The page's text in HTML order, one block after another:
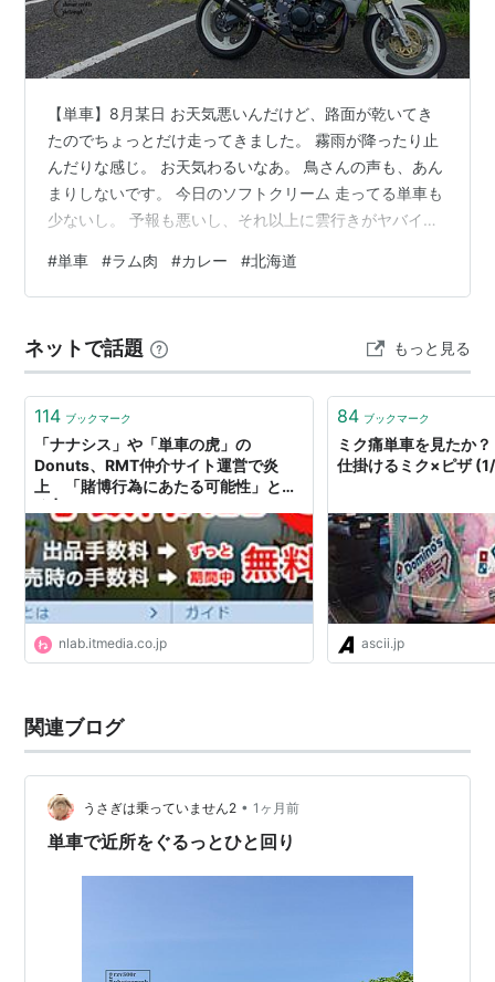
【単車】8月某日 お天気悪いんだけど、路面が乾いてき
たのでちょっとだけ走ってきました。 霧雨が降ったり止
んだりな感じ。 お天気わるいなあ。 鳥さんの声も、あん
まりしないです。 今日のソフトクリーム 走ってる単車も
少ないし。 予報も悪いし、それ以上に雲行きがヤバイも
カレーを作りました。 ダブル。 ラムと豚の合い挽きで、
ハンバーグ作りました。 ハンバーグって、小学校の調理
無かったか、記憶にありません。 これが、めちゃ美味し
くできました！ このラムハンバーグを、 丸ラムをたっぷ
り入れたラムカレーに…
#単車 #ラム肉 #カレー #北海道
ネットで話題 もっと見る
114 ブックマーク
「ナナシス」や「単車の虎」の
Donuts、RMT仲介サイト運営で炎
上 「賭博行為にあたる可能性」と指
nlab.itmedia.co.jp
84 ブックマーク
ミク痛単車を見たか
仕掛けるミク×ピザ
ascii.jp
関連ブログ
うさぎは乗っていません2 • 1ヶ月前
単車で近所をぐるっとひと回り